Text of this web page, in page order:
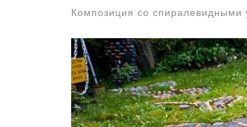
Композиция со спиралевидными